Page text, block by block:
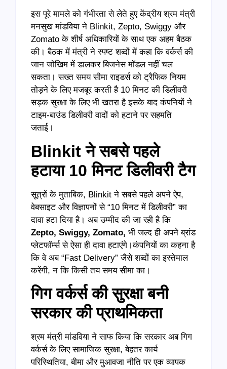
इस पूरे मामले को गंभीरता से लेते हुए केंद्रीय श्रम मंत्री
मनसुख मांडविया ने Blinkit, Zepto, Swiggy और
Zomato के शीर्ष अधिकारियों के साथ एक अहम बैठक
की। बैठक में मंत्री ने स्पष्ट शब्दों में कहा कि वर्कर्स की
जान जोखिम में डालकर बिजनेस मॉडल नहीं चल
सकता। सख्त समय सीमा राइडर्स को ट्रैफिक नियम
तोड़ने के लिए मजबूर करती है 10 मिनट की डिलीवरी
सड़क सुरक्षा के लिए भी खतरा है इसके बाद कंपनियों ने
टाइम-बाउंड डिलीवरी वादों को हटाने पर सहमति
जताई।
Blinkit ने सबसे पहले
हटाया 10 मिनट डिलीवरी टैग
सूत्रों के मुताबिक, Blinkit ने सबसे पहले अपने ऐप,
वेबसाइट और विज्ञापनों से “10 मिनट में डिलीवरी” का
दावा हटा दिया है। अब उम्मीद की जा रही है कि
Zepto, Swiggy, Zomato, भी जल्द ही अपने ब्रांड
प्लेटफॉर्म्स से ऐसा ही दावा हटाएंगे।कंपनियों का कहना है
कि वे अब “Fast Delivery” जैसे शब्दों का इस्तेमाल
करेंगी, न कि किसी तय समय सीमा का।
गिग वर्कर्स की सुरक्षा बनी
सरकार की प्राथमिकता
श्रम मंत्री मांडविया ने साफ किया कि सरकार अब गिग
वर्कर्स के लिए सामाजिक सुरक्षा, बेहतर कार्य
परिस्थितिया, बीमा और मुआवजा नीति पर एक व्यापक